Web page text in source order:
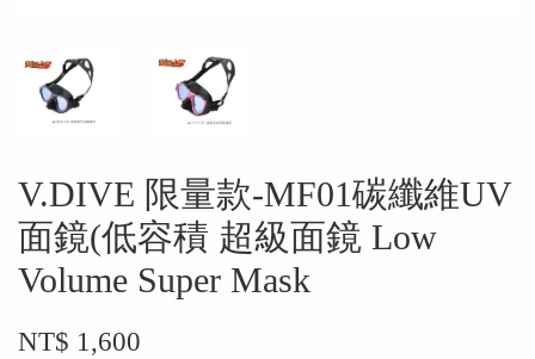
V.DIVE 限量款-MF01碳纖維UV
面鏡(低容積 超級面鏡 Low
Volume Super Mask
NT$ 1,600